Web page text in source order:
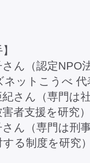
さん（認定NPO
ネットこうべ 代
さん（専門は
者支援を研究）
ん（専門は刑
する制度を研究